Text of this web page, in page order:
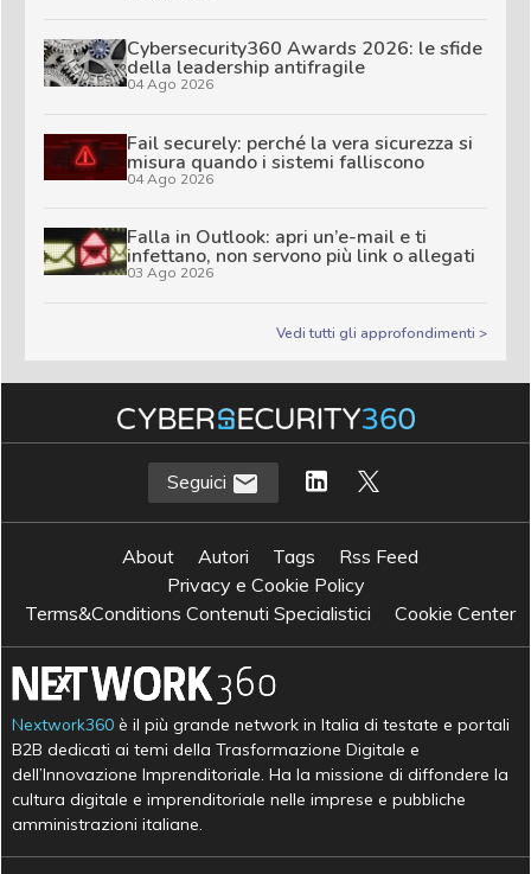
Cybersecurity360 Awards 2026: le sfide
della leadership antifragile
04 Ago 2026
Fail securely: perché la vera sicurezza si
misura quando i sistemi falliscono
04 Ago 2026
Falla in Outlook: apri un’e-mail e ti
infettano, non servono più link o allegati
03 Ago 2026
Vedi tutti gli approfondimenti >
Seguici
About Autori Tags
Rss Feed
Privacy e Cookie Policy
Terms&Conditions Contenuti Specialistici
Cookie Center
Nextwork360 è il più grande network in Italia di testate e portali
B2B dedicati ai temi della Trasformazione Digitale e
dell’Innovazione Imprenditoriale. Ha la missione di diffondere la
cultura digitale e imprenditoriale nelle imprese e pubbliche
amministrazioni italiane.